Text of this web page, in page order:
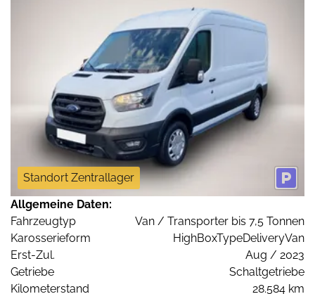
Standort Zentrallager
Allgemeine Daten:
Fahrzeugtyp
Van / Transporter bis 7,5 Tonnen
Karosserieform
HighBoxTypeDeliveryVan
Erst-Zul.
Aug / 2023
Getriebe
Schaltgetriebe
Kilometerstand
28.584 km